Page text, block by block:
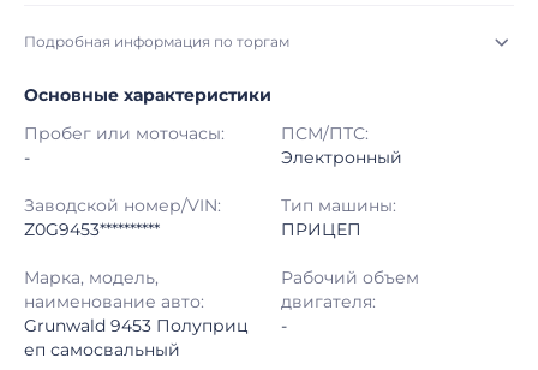
Подробная информация по торгам
Начало торгов: 03.08.2026, 23:28 МСК
11.08.2026, 00:28 МСК
Тип аукциона: Открытые торги
Шаг торгов: 50 000 ₽
Кол-во ставок:
Основные характеристики
Пробег или моточасы:
-
ПСМ/ПТС:
Электронный
Заводской номер/VIN:
Z0G9453**********
Тип машины:
ПРИЦЕП
Марка, модель,
наименование авто:
Grunwald 9453 Полуприц
еп самосвальный
Рабочий объем
двигателя:
-